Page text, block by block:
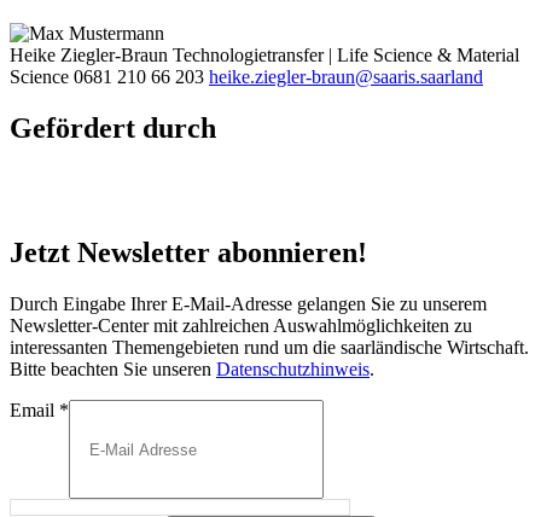
Heike Ziegler-Braun Technologietransfer | Life Science & Material
Science 0681 210 66 203 heike.ziegler-braun@saaris.saarland
Gefördert durch
Jetzt Newsletter abonnieren!
Durch Eingabe Ihrer E-Mail-Adresse gelangen Sie zu unserem
Newsletter-Center mit zahlreichen Auswahlmöglichkeiten zu
interessanten Themengebieten rund um die saarländische Wirtschaft.
Bitte beachten Sie unseren Datenschutzhinweis.
Email *